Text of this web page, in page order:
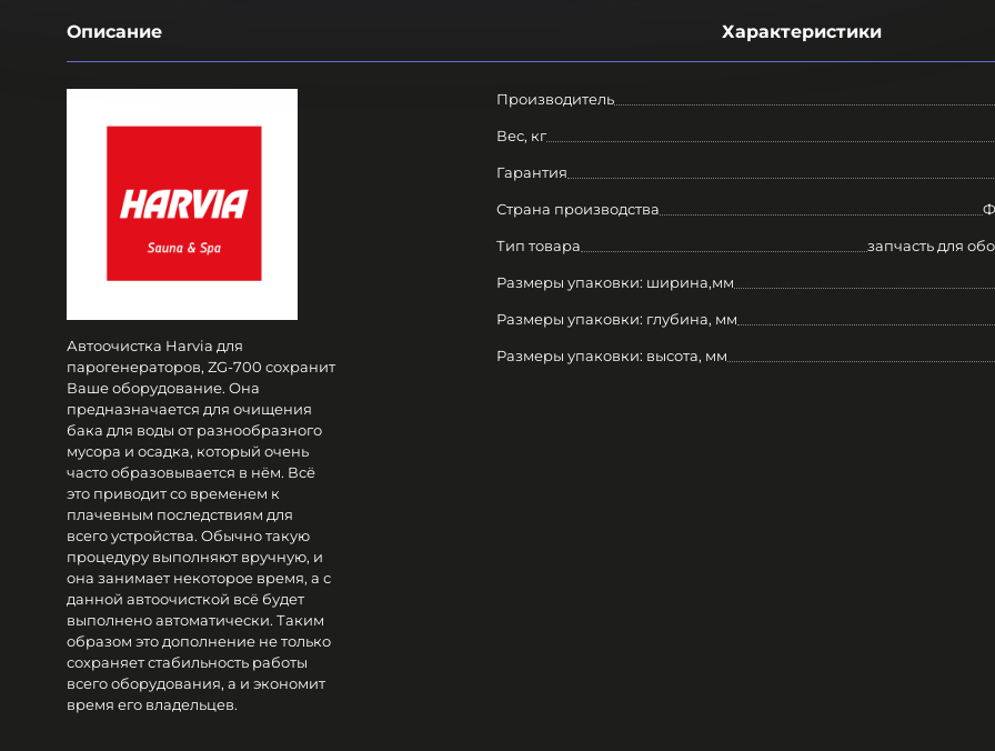
Описание Характеристики
Автоочистка Harvia для
парогенераторов, ZG-700 сохранит
Ваше оборудование. Она
предназначается для очищения
бака для воды от разнообразного
мусора и осадка, который очень
часто образовывается в нём. Всё
это приводит со временем к
плачевным последствиям для
всего устройства. Обычно такую
процедуру выполняют вручную, и
она занимает некоторое время, а с
данной автоочисткой всё будет
выполнено автоматически. Таким
образом это дополнение не только
сохраняет стабильность работы
всего оборудования, а и экономит
время его владельцев.
Производитель
Вес, кг
Гарантия
Страна производства
Тип товара запчасть для
Размеры упаковки: ширина,мм
Размеры упаковки: глубина, мм
Размеры упаковки: высота, мм